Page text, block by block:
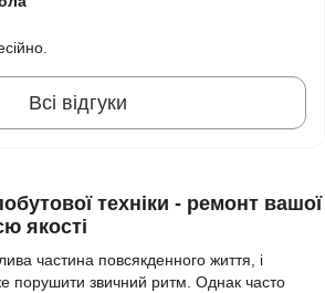
Всі відгуки
техніки - ремонт вашої
якості
частина повсякденного життя, і
порушити звичний ритм. Однак часто